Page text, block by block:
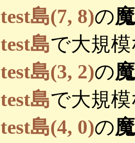
test島(7, 8)の
test島で大規
test島(3, 2)の
test島で大規
test島(4, 0)の